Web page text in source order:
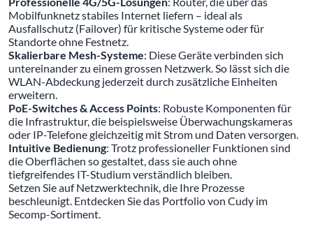
Mobilfunknetz stabiles Internet liefern – ideal als
Ausfallschutz (Failover) für kritische Systeme oder für
Standorte ohne Festnetz.
Skalierbare Mesh-Systeme: Diese Geräte verbinden sich
untereinander zu einem grossen Netzwerk. So lässt sich die
WLAN-Abdeckung jederzeit durch zusätzliche Einheiten
erweitern.
PoE-Switches & Access Points: Robuste Komponenten für
die Infrastruktur, die beispielsweise Überwachungskameras
oder IP-Telefone gleichzeitig mit Strom und Daten versorgen.
Intuitive Bedienung: Trotz professioneller Funktionen sind
die Oberflächen so gestaltet, dass sie auch ohne
tiefgreifendes IT-Studium verständlich bleiben.
Setzen Sie auf Netzwerktechnik, die Ihre Prozesse
beschleunigt. Entdecken Sie das Portfolio von Cudy im
Secomp-Sortiment.